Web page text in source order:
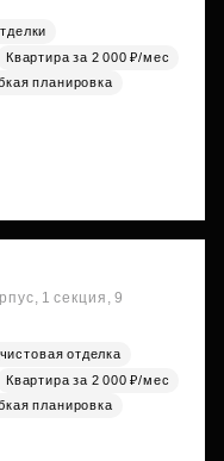
Квартира за 2 000 ₽/мес
планировка
1 секция, 9
отделка
Квартира за 2 000 ₽/мес
планировка